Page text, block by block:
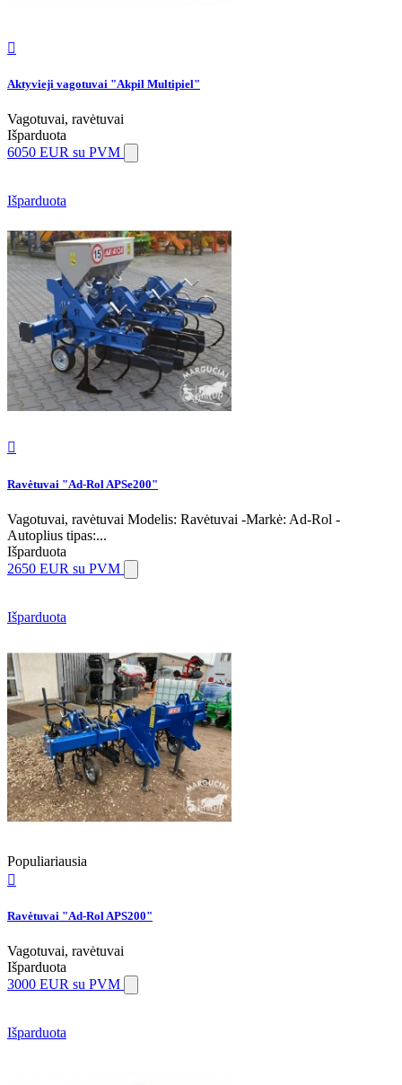

Aktyvieji vagotuvai "Akpil Multipiel"
Vagotuvai, ravėtuvai
Išparduota
6050 EUR su PVM
Išparduota

Ravėtuvai "Ad-Rol APSe200"
Vagotuvai, ravėtuvai Modelis: Ravėtuvai -Markė: Ad-Rol -
Autoplius tipas:...
Išparduota
2650 EUR su PVM
Išparduota
Populiariausia

Ravėtuvai "Ad-Rol APS200"
Vagotuvai, ravėtuvai
Išparduota
3000 EUR su PVM
Išparduota